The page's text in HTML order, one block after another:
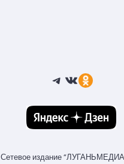
Telegram
ВКонтакте
Ссылка
Сетевое издание